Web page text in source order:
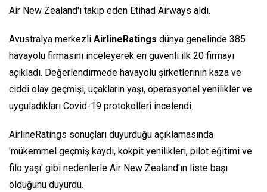
Air New Zealand'ı takip eden Etihad Airways aldı.
Avustralya merkezli AirlineRatings dünya genelinde 385
havayolu firmasını inceleyerek en güvenli ilk 20 firmayı
açıkladı. Değerlendirmede havayolu şirketlerinin kaza ve
ciddi olay geçmişi, uçakların yaşı, operasyonel yenilikler ve
uyguladıkları Covid-19 protokolleri incelendi.
AirlineRatings sonuçları duyurduğu açıklamasında
'mükemmel geçmiş kaydı, kokpit yenilikleri, pilot eğitimi ve
filo yaşı' gibi nedenlerle Air New Zealand'ın liste başı
olduğunu duyurdu.